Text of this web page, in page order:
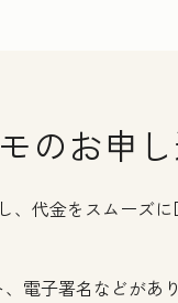
のお申
、代金をスムーズ
電子署名などがあり